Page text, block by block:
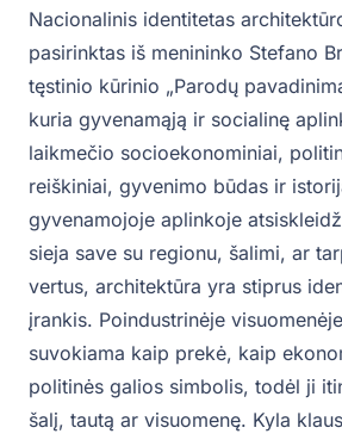
Nacionalinis identitetas
pasirinktas iš menininko Stefano
tęstinio kūrinio „Parodų
kuria gyvenamąją ir socialinę
laikmečio socioekonominiai,
reiškiniai, gyvenimo būdas ir
gyvenamojoje aplinkoje
sieja save su regionu, šalimi, ar
vertus, architektūra yra stiprus
įrankis. Poindustrinėje
suvokiama kaip prekė, kaip
politinės galios simbolis, todėl ji
šalį, tautą ar visuomenę. Kyla